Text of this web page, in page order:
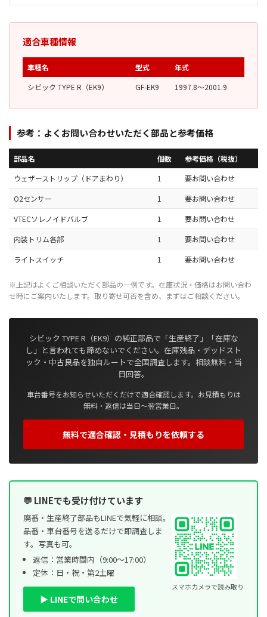
適合車種情報
車種名 型式
年式
シビック TYPE R（EK9）
GF-EK9 1997.8〜2001.9
参考：よくお問い合わせいただく部品と参考価格
部品名 個数
参考価格（税抜）
ウェザーストリップ（ドアまわり）
1
要お問い合わせ
O2センサー
1
要お問い合わせ
VTECソレノイドバルブ
1
要お問い合わせ
内装トリム各部
1
要お問い合わせ
ライトスイッチ
1 要お問い合わせ
※上記はよくご相談いただく部品の一例です。在庫状況・価格はお問い合わ
せ時にご案内いたします。取り寄せ可否を含め、まずはご相談ください。
シビック TYPE R（EK9）の純正部品で「生産終了」「在庫な
し」と言われても諦めないでください。在庫残品・デッドスト
ック・中古良品を独自ルートで全国調査します。相談無料・当
日回答。
車台番号をお知らせいただくだけで適合確認します。お見積もりは
無料・返信は当日〜翌営業日。
無料で適合確認・見積もりを依頼する
💬 LINEでも受け付けています
廃番・生産終了部品もLINEで気軽に相談。
品番・車台番号を送るだけで即調査しま
す。写真も可。
返信：営業時間内（9:00〜17:00）
定休：日・祝・第2土曜
▶ LINEで問い合わせ
スマホカメラで読み取り